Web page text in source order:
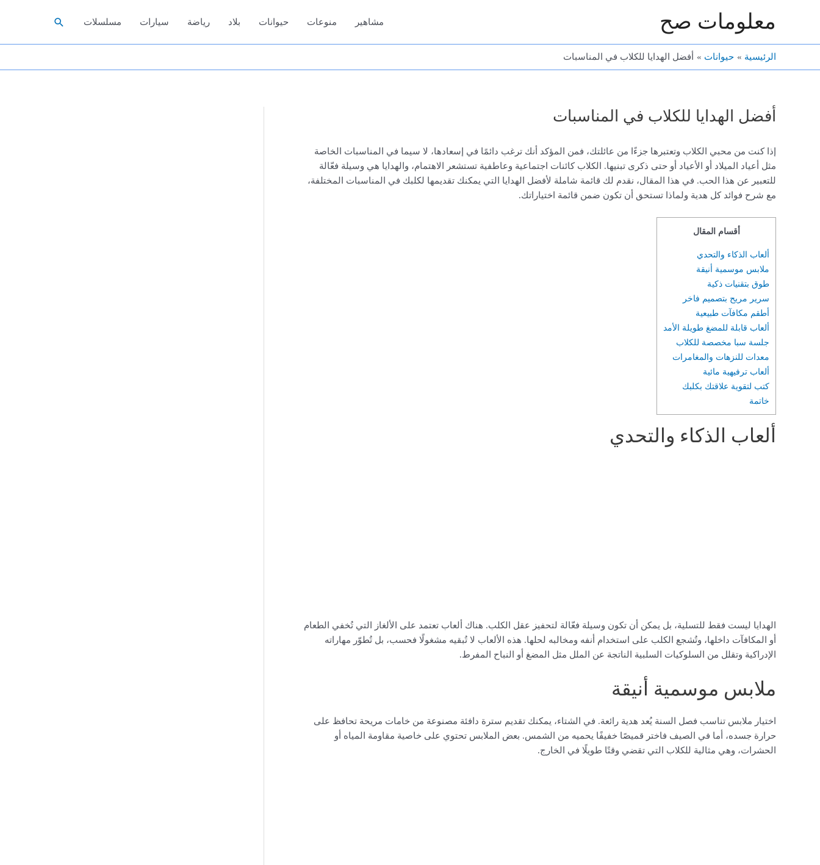
معلومات صح مشاهير منوعات حيوانات بلاد رياضة سيارات مسلسلات البحث
الرئيسية حيوانات أفضل الهدايا للكلاب في المناسبات
أفضل الهدايا للكلاب في المناسبات
إذا كنت من محبي الكلاب وتعتبرها جزءًا من عائلتك، فمن المؤكد أنك ترغب دائمًا في إسعادها، لا سيما في المناسبات الخاصة
مثل أعياد الميلاد أو الأعياد أو حتى ذكرى تبنيها. الكلاب كائنات اجتماعية وعاطفية تستشعر الاهتمام، والهدايا هي وسيلة فعّالة
للتعبير عن هذا الحب. في هذا المقال، نقدم لك قائمة شاملة لأفضل الهدايا التي يمكنك تقديمها لكلبك في المناسبات المختلفة،
مع شرح فوائد كل هدية ولماذا تستحق أن تكون ضمن قائمة اختياراتك.
أقسام المقال
ألعاب الذكاء والتحدي
ملابس موسمية أنيقة
طوق بتقنيات ذكية
سرير مريح بتصميم فاخر
أطقم مكافآت طبيعية
ألعاب قابلة للمضغ طويلة الأمد
جلسة سبا مخصصة للكلاب
معدات للنزهات والمغامرات
ألعاب ترفيهية مائية
كتب لتقوية علاقتك بكلبك
خاتمة
ألعاب الذكاء والتحدي
الهدايا ليست فقط للتسلية، بل يمكن أن تكون وسيلة فعّالة لتحفيز عقل الكلب. هناك ألعاب تعتمد على الألغاز التي تُخفي الطعام
أو المكافآت داخلها، وتُشجع الكلب على استخدام أنفه ومخالبه لحلها. هذه الألعاب لا تُبقيه مشغولًا فحسب، بل تُطوّر مهاراته
الإدراكية وتقلل من السلوكيات السلبية الناتجة عن الملل مثل المضغ أو النباح المفرط.
ملابس موسمية أنيقة
اختيار ملابس تناسب فصل السنة يُعد هدية رائعة. في الشتاء، يمكنك تقديم سترة دافئة مصنوعة من خامات مريحة تحافظ على
حرارة جسده، أما في الصيف فاختر قميصًا خفيفًا يحميه من الشمس. بعض الملابس تحتوي على خاصية مقاومة المياه أو
الحشرات، وهي مثالية للكلاب التي تقضي وقتًا طويلًا في الخارج.